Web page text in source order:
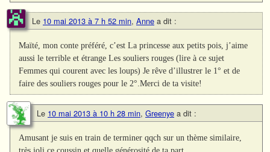
Le 10 mai 2013 à 7 h 52 min, Anne a dit :
Maïté, mon conte préféré, c’est La princesse aux petits pois, j’aime
aussi le terrible et étrange Les souliers rouges (lire à ce sujet
Femmes qui courent avec les loups) Je rêve d’illustrer le 1° et de
faire des souliers rouges pour le 2°.Merci de ta visite!
Le 10 mai 2013 à 10 h 28 min, Greenye a dit :
Amusant je suis en train de terminer qqch sur un thème similaire,